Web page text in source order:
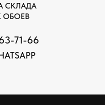
СКЛАДА
ОБОЕВ
71-66